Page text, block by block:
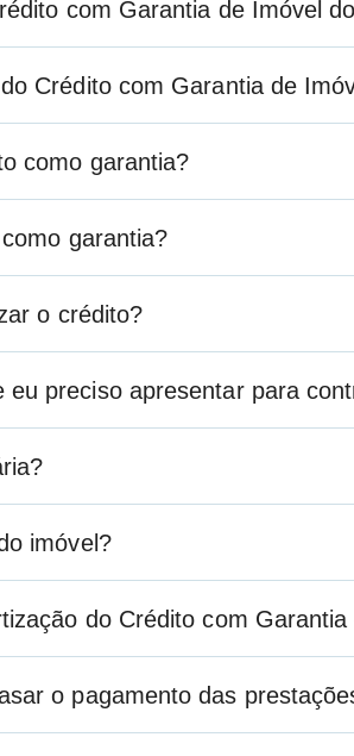
com Garantia de Imóvel
Crédito com Garantia de
como garantia?
garantia?
o crédito?
eu preciso apresentar para
imóvel?
do Crédito com
o pagamento das